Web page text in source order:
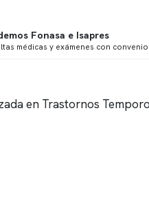
Fonasa e Isapres
médicas y exámenes con convenio
en Trastornos